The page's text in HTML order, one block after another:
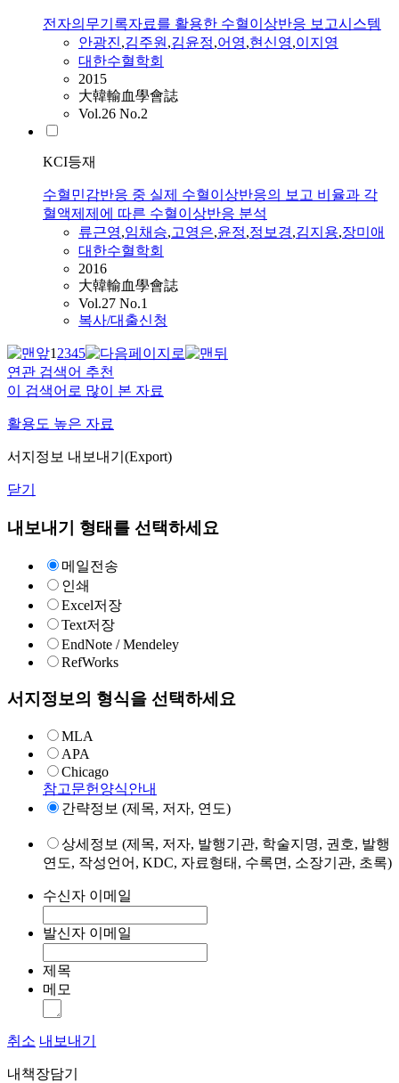
전자의무기록자료를 활용한 수혈이상반응 보고시스템
안광진,김주원,김윤정,어영,현신영,이지영
대한수혈학회
2015
大韓輸血學會誌
Vol.26 No.2
KCI등재
수혈민감반응 중 실제 수혈이상반응의 보고 비율과 각
혈액제제에 따른 수혈이상반응 분석
류근영,임채승,고영은,윤정,정보경,김지용,장미애
대한수혈학회
2016
大韓輸血學會誌
Vol.27 No.1
복사/대출신청
12345
연관 검색어 추천
이 검색어로 많이 본 자료
활용도 높은 자료
서지정보 내보내기(Export)
닫기
내보내기 형태를 선택하세요
메일전송
인쇄
Excel저장
Text저장
EndNote / Mendeley
RefWorks
서지정보의 형식을 선택하세요
MLA
APA
Chicago
참고문헌양식안내
간략정보 (제목, 저자, 연도)
상세정보 (제목, 저자, 발행기관, 학술지명, 권호, 발행
연도, 작성언어, KDC, 자료형태, 수록면, 소장기관, 초록)
수신자 이메일
발신자 이메일
제목
메모
취소 내보내기
내책장담기